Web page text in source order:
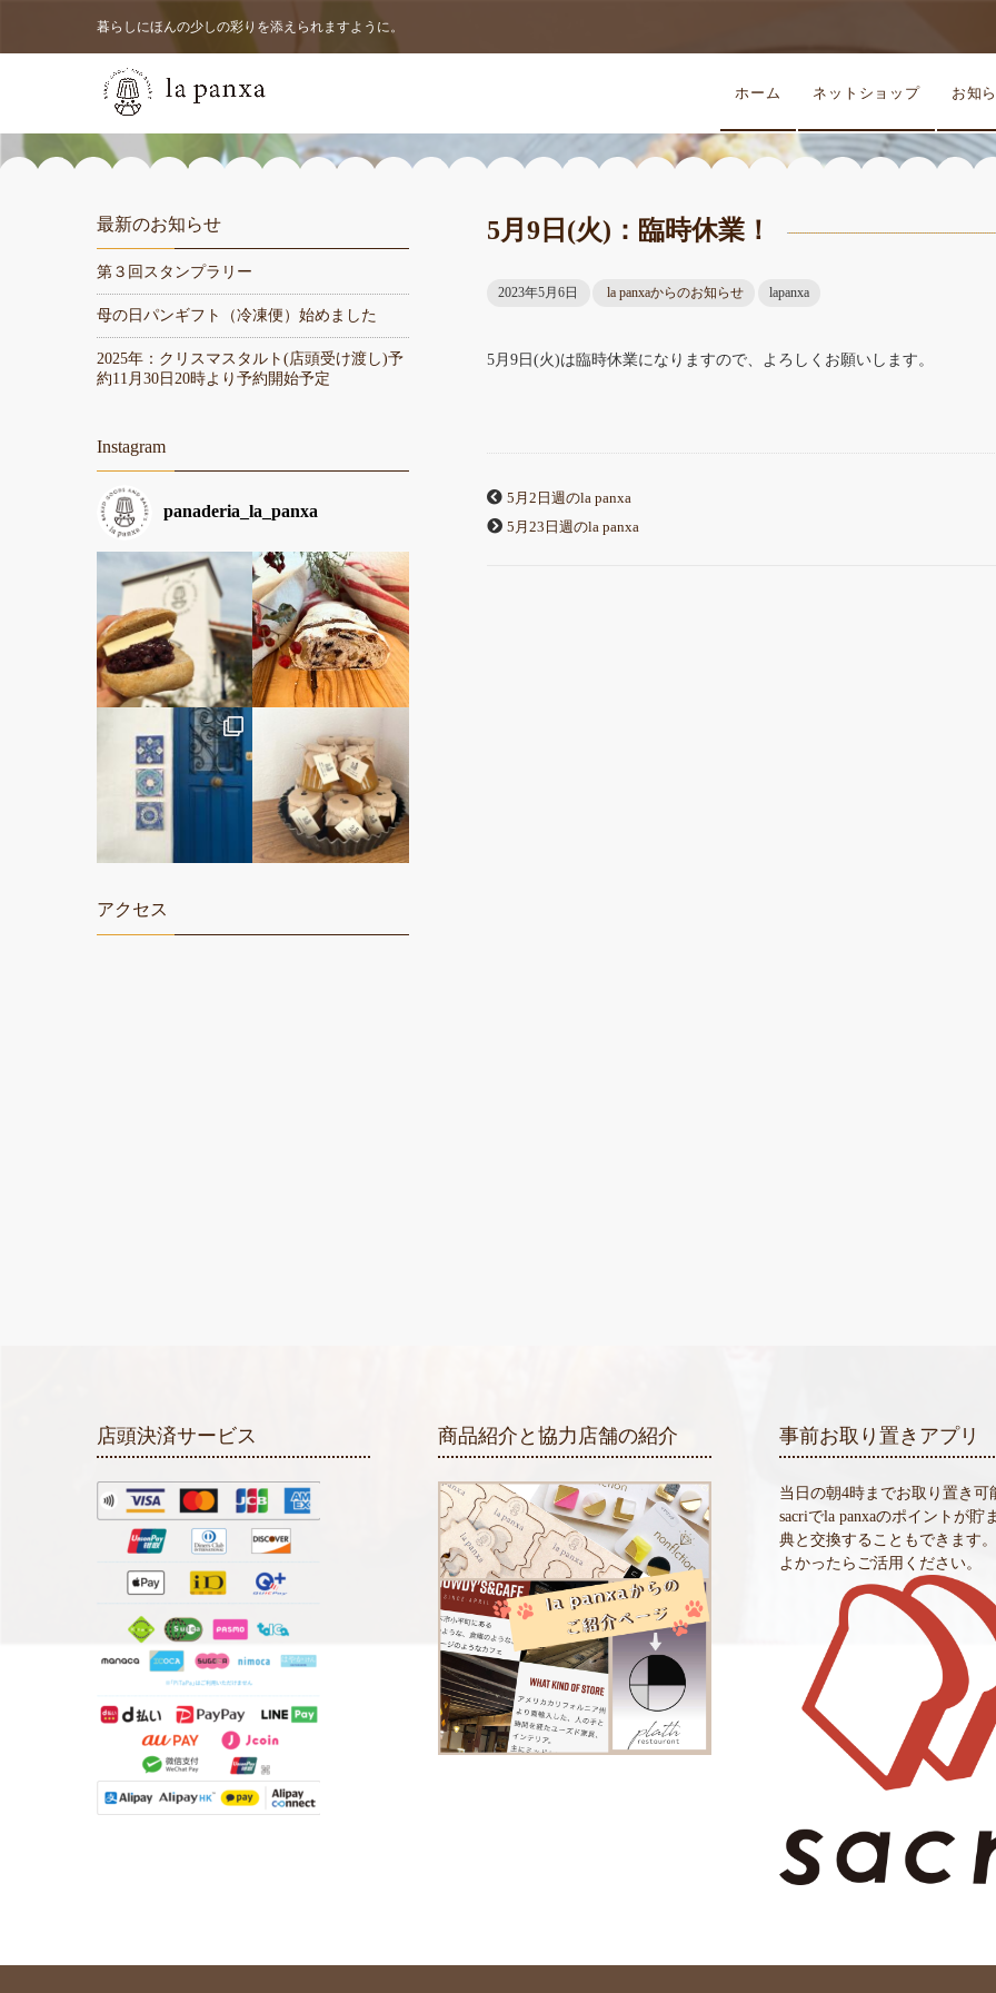
ホーム ネットショップ お知
暮らしにほんの少しの彩りを添えられますように。
5月9日(火)：臨時休業！
2023年5月6日 la panxaからのお知らせ lapanxa
5月9日(火)は臨時休業になりますので、よろしくお願いします。
5月2日週のla panxa
5月23日週のla panxa
最新のお知らせ
第３回スタンプラリー
母の日パンギフト（冷凍便）始めました
2025年：クリスマスタルト(店頭受け渡し)予
約11月30日20時より予約開始予定
Instagram
panaderia_la_panxa
アクセス
店頭決済サービス 商品紹介と協力店舗の紹介 事前お取り置きアプリ
当日の朝4時までお取り置き可
sacriでla panxaのポイントが貯
典と交換することもできます
よかったらご活用ください。